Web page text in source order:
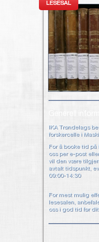
LESESAL
IKA Trøndelags
forskercelle i
For å booke tid
oss per e-post
vil den være
avtalt tidspunkt,
09:00-14:30
For mest mulig
lesesalen,
oss i god tid før